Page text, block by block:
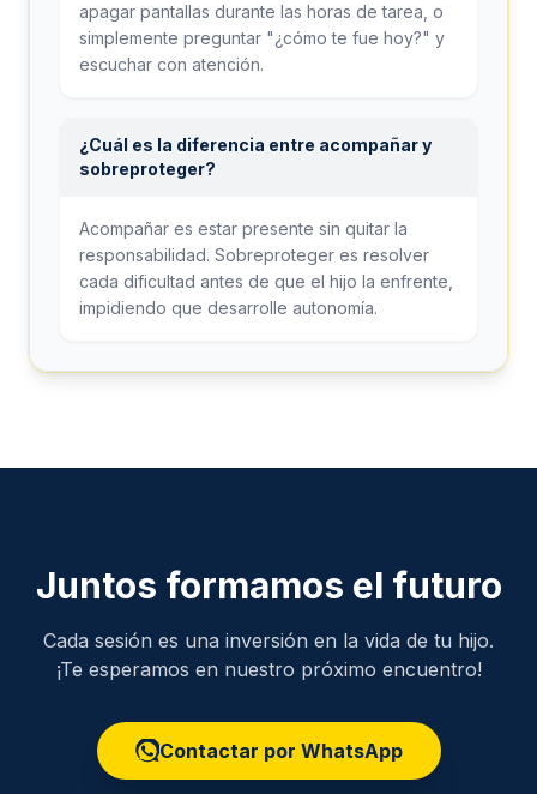
apagar pantallas durante las horas de tarea, o
simplemente preguntar "¿cómo te fue hoy?" y
escuchar con atención.
¿Cuál es la diferencia entre acompañar y
sobreproteger?
Acompañar es estar presente sin quitar la
responsabilidad. Sobreproteger es resolver
cada dificultad antes de que el hijo la enfrente,
impidiendo que desarrolle autonomía.
Juntos formamos el futuro
Cada sesión es una inversión en la vida de tu hijo.
¡Te esperamos en nuestro próximo encuentro!
Contactar por WhatsApp